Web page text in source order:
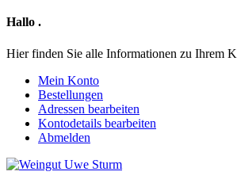
Hallo .
Hier finden Sie alle Informationen zu Ihrem
Mein Konto
Bestellungen
Adressen bearbeiten
Kontodetails bearbeiten
Abmelden